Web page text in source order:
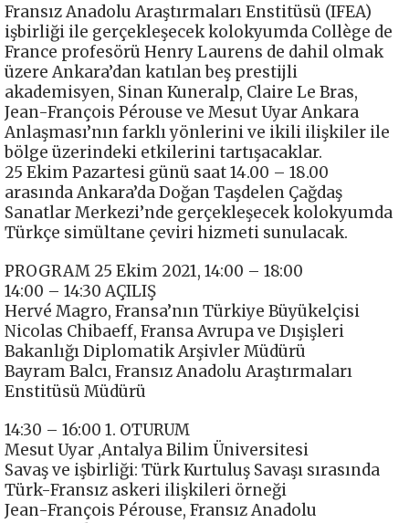
Fransız Anadolu Araştırmaları Enstitüsü (IFEA)
işbirliği ile gerçekleşecek kolokyumda Collège de
France profesörü Henry Laurens de dahil olmak
üzere Ankara’dan katılan beş prestijli
akademisyen, Sinan Kuneralp, Claire Le Bras,
Jean-François Pérouse ve Mesut Uyar Ankara
Anlaşması’nın farklı yönlerini ve ikili ilişkiler ile
bölge üzerindeki etkilerini tartışacaklar.
25 Ekim Pazartesi günü saat 14.00 – 18.00
arasında Ankara’da Doğan Taşdelen Çağdaş
Sanatlar Merkezi’nde gerçekleşecek kolokyumda
Türkçe simültane çeviri hizmeti sunulacak.
PROGRAM 25 Ekim 2021, 14:00 – 18:00
14:00 – 14:30 AÇILIŞ
Hervé Magro, Fransa’nın Türkiye Büyükelçisi
Nicolas Chibaeff, Fransa Avrupa ve Dışişleri
Bakanlığı Diplomatik Arşivler Müdürü
Bayram Balcı, Fransız Anadolu Araştırmaları
Enstitüsü Müdürü
14:30 – 16:00 1. OTURUM
Mesut Uyar ,Antalya Bilim Üniversitesi
Savaş ve işbirliği: Türk Kurtuluş Savaşı sırasında
Türk-Fransız askeri ilişkileri örneği
Jean-François Pérouse, Fransız Anadolu